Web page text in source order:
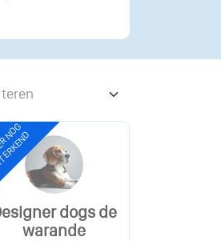
dogs de
warande